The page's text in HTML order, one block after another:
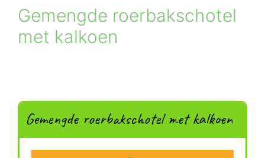
Gemengde roerbakschotel
met kalkoen
Gemengde roerbakschotel met kalkoen